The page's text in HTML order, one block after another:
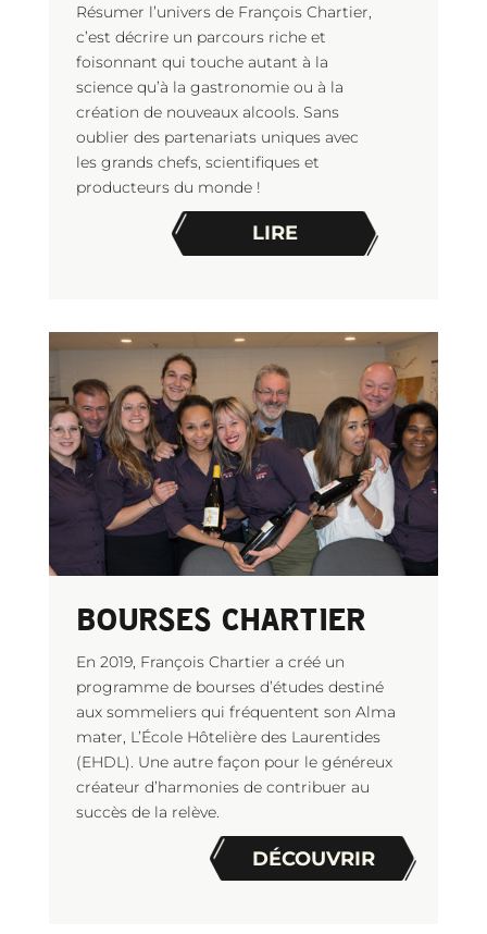
Résumer l’univers de François Chartier,
c’est décrire un parcours riche et
foisonnant qui touche autant à la
science qu’à la gastronomie ou à la
création de nouveaux alcools. Sans
oublier des partenariats uniques avec
les grands chefs, scientifiques et
producteurs du monde !
LIRE
BOURSES CHARTIER
En 2019, François Chartier a créé un
programme de bourses d’études destiné
aux sommeliers qui fréquentent son Alma
mater, L’École Hôtelière des Laurentides
(EHDL). Une autre façon pour le généreux
créateur d’harmonies de contribuer au
succès de la relève.
DÉCOUVRIR